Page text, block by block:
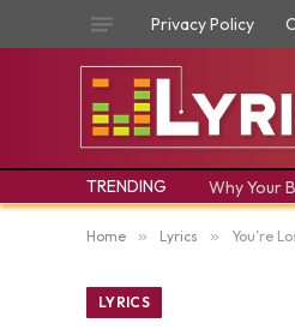
Privacy Policy
TRENDING Why Your
Home » Lyrics » You’re
LYRICS